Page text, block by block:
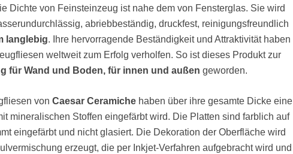
Dichte von Feinsteinzeug ist nahe dem von Fensterglas. Sie wird
abriebbeständig, druckfest, reinigungsfreundlich
langlebig. Ihre hervorragende Beständigkeit und Attraktivität haben
weltweit zum Erfolg verholfen. So ist dieses Produkt zur
für Wand und Boden, für innen und außen geworden.
von Caesar Ceramichehaben über ihre gesamte Dicke eine
mineralischen Stoffen eingefärbt wird. Die Platten sind farblich auf
eingefärbt und nicht glasiert. Die Dekoration der Oberfläche wird
erzeugt, die per Inkjet-Verfahren aufgebracht wird und